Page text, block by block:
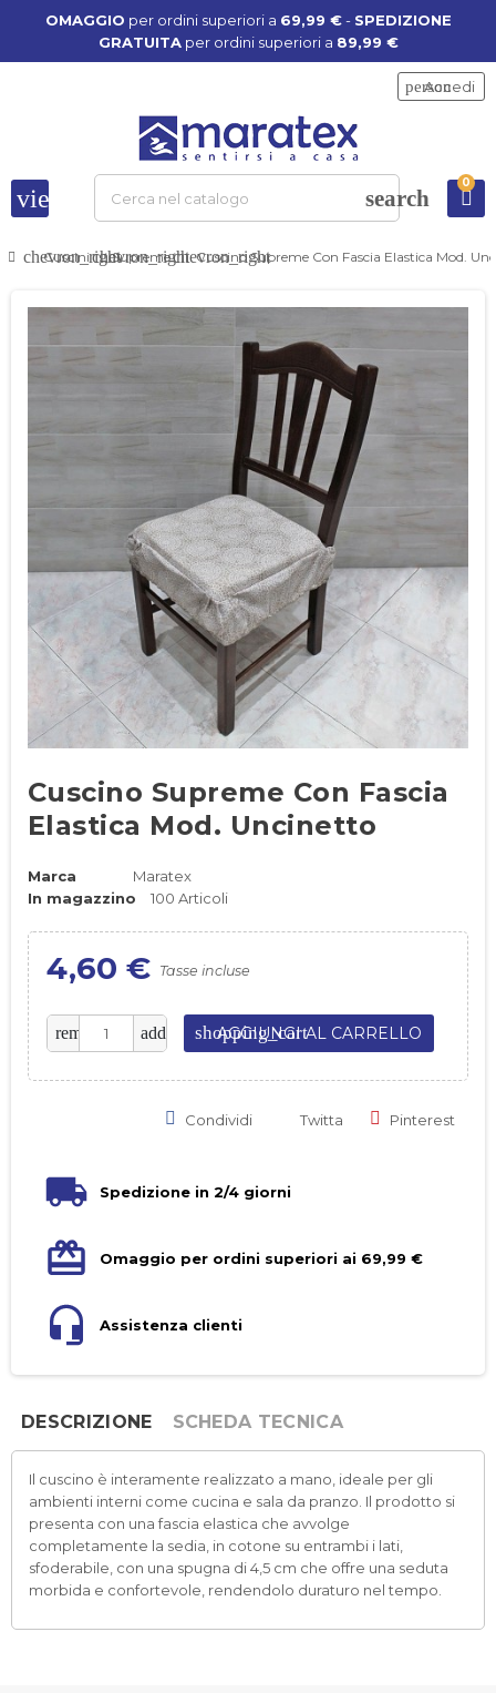
OMAGGIO per ordini superiori a 69,99 €- SPEDIZIONE
GRATUITAper ordini superiori a 89,99 €
view_headline search
person
Accedi
0
chevron_right
Cuscinichevron_right
Supremechevron_right
Cuscino Supreme Con Fascia Elastica Mod.
Cuscino Supreme Con Fascia
Elastica Mod. Uncinetto
Marca
Maratex
In magazzino
100 Articoli
4,60 € Tasse incluse
remove add shopping_cart
AGGIUNGI AL CARRELLO
Condividi Twitta Pinterest
Spedizione in 2/4 giorni
Omaggio per ordini superiori ai 69,99 €
Assistenza clienti
DESCRIZIONE SCHEDA TECNICA
Il cuscino è interamente realizzato a mano, ideale per gli
ambienti interni come cucina e sala da pranzo. Il prodotto si
presenta con una fascia elastica che avvolge
completamente la sedia, in cotone su entrambi i lati,
sfoderabile, con una spugna di 4,5 cm che offre una seduta
morbida e confortevole, rendendolo duraturo nel tempo.